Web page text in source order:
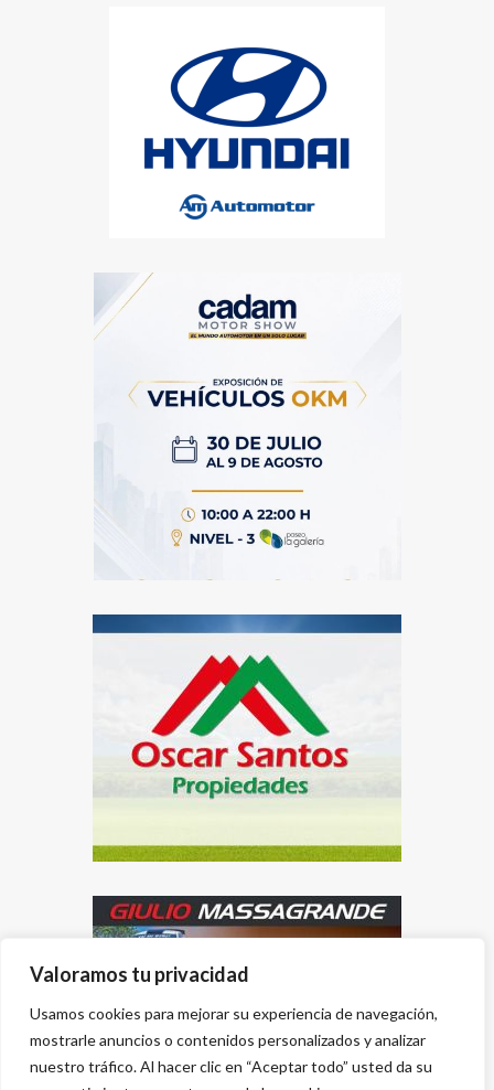
Valoramos tu privacidad
Usamos cookies para mejorar su experiencia de navegación,
mostrarle anuncios o contenidos personalizados y analizar
nuestro tráfico. Al hacer clic en “Aceptar todo” usted da su